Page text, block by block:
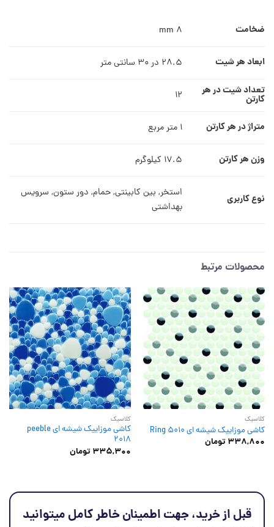
ضخامت 8 mm
ابعاد هر شیت 28.5 در 30 سانتی متر
تعداد شیت در هر
کارتن 12
متراژ در هر کارتن 1 متر مربع
وزن هر کارتن 17.5 کیلوگرم
نوع کاربری
استخر, بین کابینتی, حمام, دور ستون, سرویس
بهداشتی
محصولات مرتبط
کلاسیک
کاشی موزاییک شیشه ای Ring 5010
338,800تومان
کلاسیک
کاشی موزاییک شیشه ای peeble
2018
335,300تومان
قبل از خرید، جهت اطمینان خاطر کامل میتوانید